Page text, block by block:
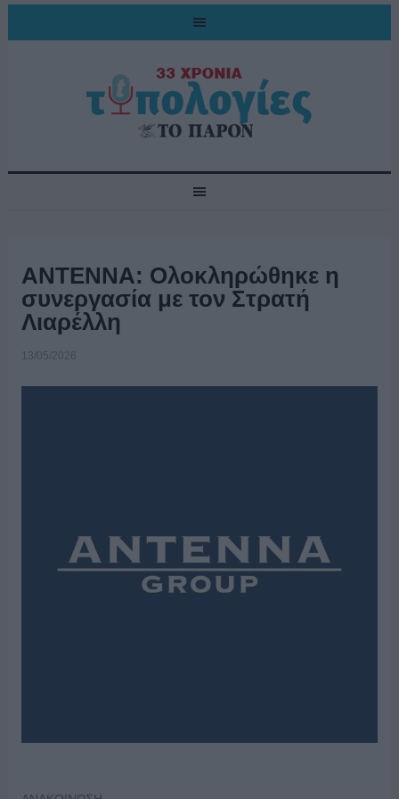
ΑΝΤΕΝΝΑ: Ολοκληρώθηκε η
συνεργασία με τον Στρατή
Λιαρέλλη
13/05/2026